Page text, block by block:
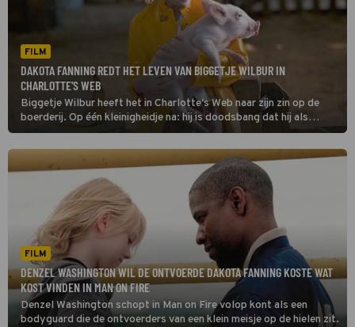
FILM
DAKOTA FANNING REDT HET LEVEN VAN BIGGETJE WILBUR IN
CHARLOTTE'S WEB
Biggetje Wilbur heeft het in Charlotte's Web naar zijn zin op de
boerderij. Op één kleinigheidje na: hij is doodsbang dat hij als
varkenshaasje zal eindigen.
FILM
DENZEL WASHINGTON WIL DE ONTVOERDE DAKOTA FANNING KOSTE WAT
KOST VINDEN IN MAN ON FIRE
Denzel Washington schopt in Man on Fire volop kont als een
bodyguard die de ontvoerders van een klein meisje op de hielen zit.